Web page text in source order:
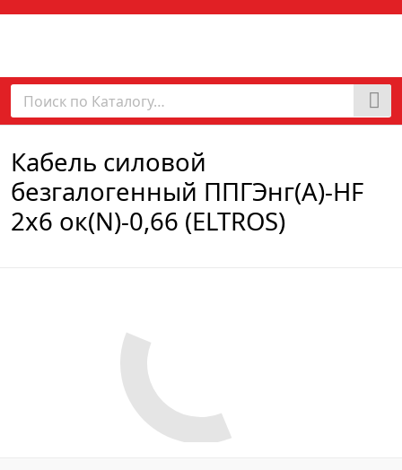
Кабель силовой
безгалогенный ППГЭнг(А)-HF
2х6 ок(N)-0,66 (ELTROS)